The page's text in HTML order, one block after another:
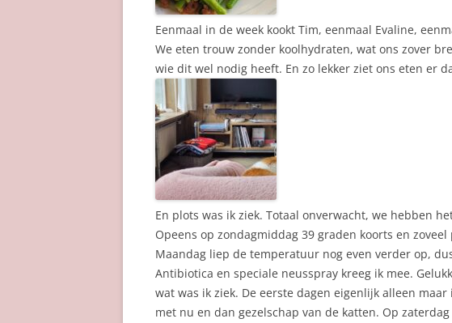
Eenmaal in de week kookt Tim, eenmaal Evaline,
We eten trouw zonder koolhydraten, wat ons zover
wie dit wel nodig heeft. En zo lekker ziet ons eten er
En plots was ik ziek. Totaal onverwacht, we hebben
Opeens op zondagmiddag 39 graden koorts en
Maandag liep de temperatuur nog even verder op,
Antibiotica en speciale neusspray kreeg ik mee.
wat was ik ziek. De eerste dagen eigenlijk alleen
met nu en dan gezelschap van de katten. Op